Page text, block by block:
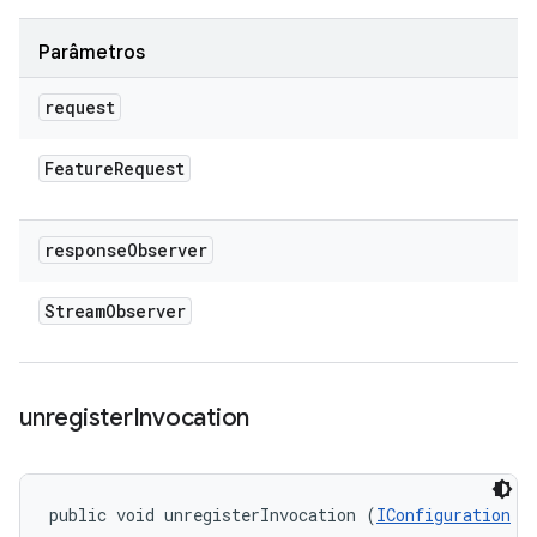
Parâmetros
request
FeatureRequest
responseObserver
StreamObserver
unregisterInvocation
public void unregisterInvocation (IConfiguration